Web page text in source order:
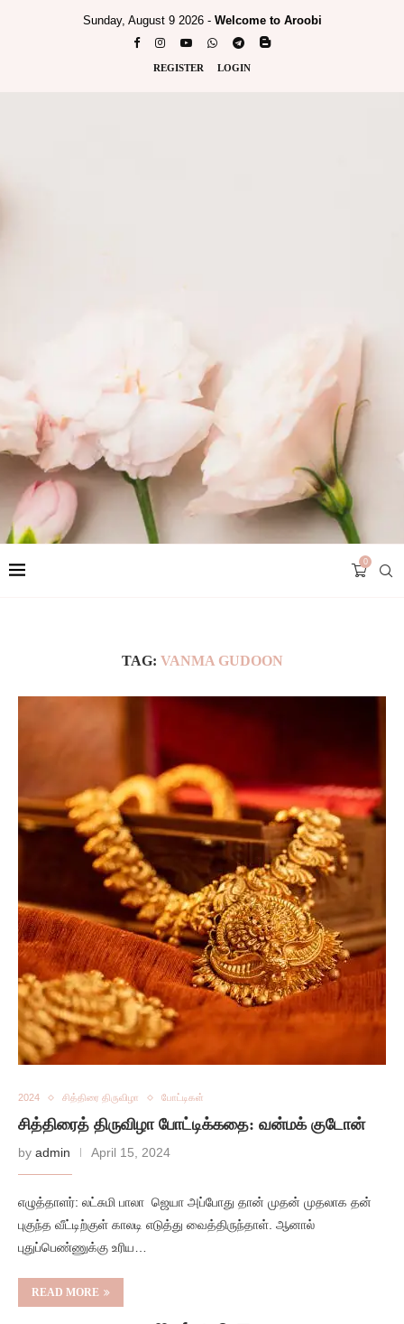
Sunday, August 9 2026 - Welcome to Aroobi
REGISTER LOGIN
0
TAG: VANMA GUDOON
2024 சித்திரை திருவிழா போட்டிகள்
சித்திரைத் திருவிழா போட்டிக்கதை: வன்மக் குடோன்
by admin April 15, 2024
எழுத்தாளர்: லட்சுமி பாலா ஜெயா அப்போது தான் முதன் முதலாக தன்
புகுந்த வீட்டிற்குள் காலடி எடுத்து வைத்திருந்தாள். ஆனால்
புதுப்பெண்ணுக்கு உரிய…
READ MORE